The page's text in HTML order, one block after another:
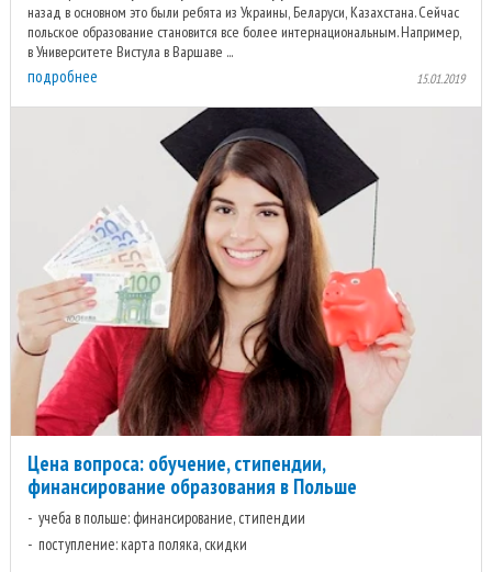
назад в основном это были ребята из Украины, Беларуси, Казахстана. Сейчас
польское образование становится все более интернациональным. Например,
в Университете Вистула в Варшаве ...
подробнее 15.01.2019
Цена вопроса: обучение, стипендии,
финансирование образования в Польше
учеба в польше: финансирование, стипендии
поступление: карта поляка, скидки